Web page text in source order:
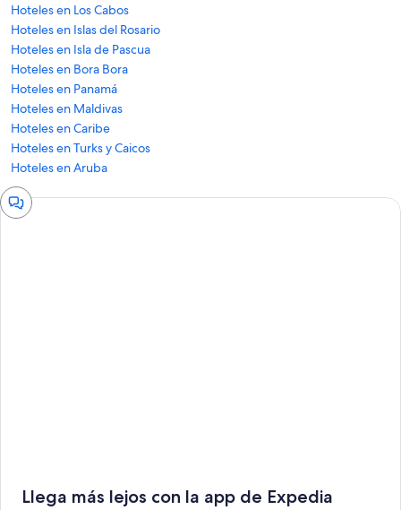
Hoteles en Los Cabos
Hoteles en Islas del Rosario
Hoteles en Isla de Pascua
Hoteles en Bora Bora
Hoteles en Panamá
Hoteles en Maldivas
Hoteles en Caribe
Hoteles en Turks y Caicos
Hoteles en Aruba
Ventana
de
Llega más lejos con la app de Expedia